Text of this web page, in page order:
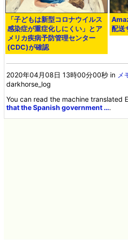
「子どもは新型コロナウイルス
感染症が重症化しにくい」とア
メリカ疾病予防管理センター
(CDC)が確認
配送
2020年04月08日 13時00分00秒 in メ
darkhorse_log
You can read the machine translated
that the Spanish government ….